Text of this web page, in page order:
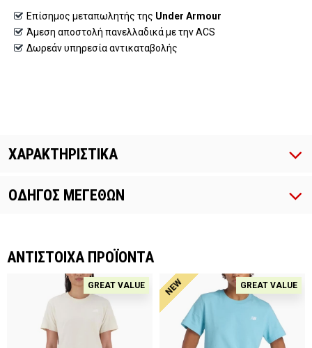
Επίσημος μεταπωλητής της Under Armour
Άμεση αποστολή πανελλαδικά με την ACS
Δωρεάν υπηρεσία αντικαταβολής
ΧΑΡΑΚΤΗΡΙΣΤΙΚΑ
ΟΔΗΓΟΣ ΜΕΓΕΘΩΝ
ΑΝΤΙΣΤΟΙΧΑ ΠΡΟΪΟΝΤΑ
GREAT VALUE NEW GREAT VALUE